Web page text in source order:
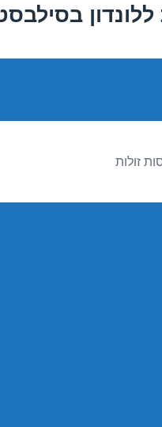
בסילבסטר 28/12/
זולות